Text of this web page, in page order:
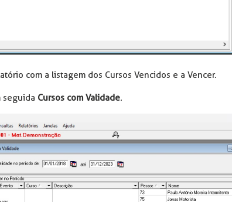
com a listagem dos Cursos Vencidos e a Vencer.
seguida Cursos com Validade.